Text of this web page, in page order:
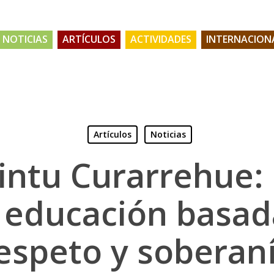
NOTICIAS ARTÍCULOS ACTIVIDADES
Artículos Noticias
Curarrehue:
y